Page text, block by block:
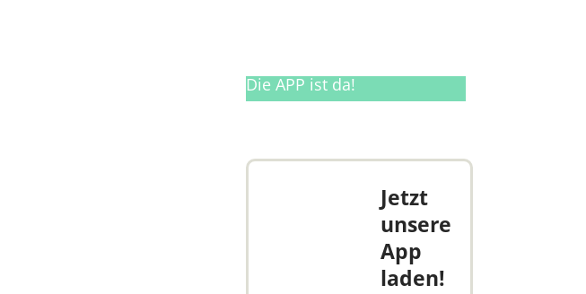
Die APP ist da!
Jetzt
unsere
App
laden!